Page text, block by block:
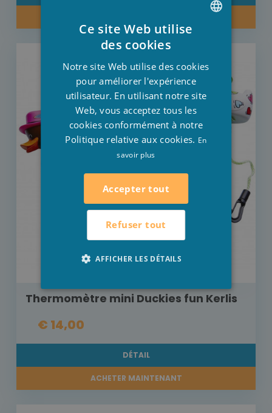
Thermomètre mini Duckies fun Kerlis
€ 14,00
DÉTAIL
ACHETER MAINTENANT
ENGLISH
Ce site Web utilise
des cookies
Notre site Web utilise des cookies
pour améliorer l'expérience
utilisateur. En utilisant notre site
Web, vous acceptez tous les
cookies conformément à notre
Politique relative aux cookies. En
savoir plus
Accepter tout
Refuser tout
AFFICHER LES DÉTAILS